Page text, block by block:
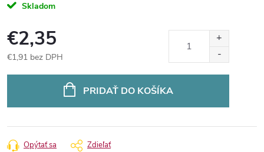
Skladom
€2,35
€1,91 bez DPH
PRIDAŤ DO KOŠÍKA
Opýtať sa Zdieľať